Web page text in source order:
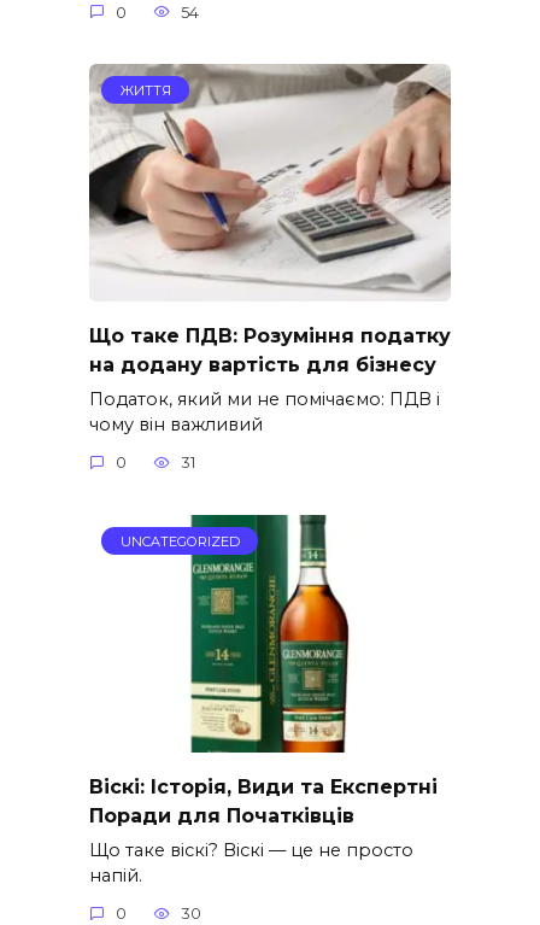
0 54
ЖИТТЯ
Що таке ПДВ: Розуміння податку
на додану вартість для бізнесу
Податок, який ми не помічаємо: ПДВ і
чому він важливий
0 31
UNCATEGORIZED
Віскі: Історія, Види та Експертні
Поради для Початківців
Що таке віскі? Віскі — це не просто
напій.
0 30